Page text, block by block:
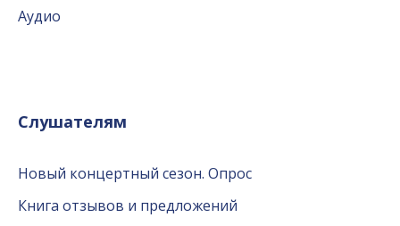
Аудио
Слушателям
Новый концертный сезон. Опрос
Книга отзывов и предложений